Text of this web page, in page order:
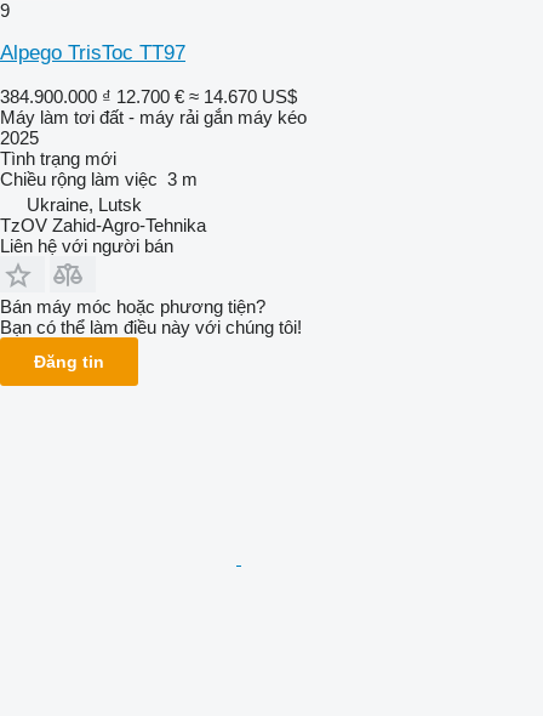
9
Alpego TrisToc TT97
384.900.000 ₫ 12.700 € ≈ 14.670 US$
Máy làm tơi đất - máy rải gắn máy kéo
2025
Tình trạng mới
Chiều rộng làm việc 3 m
Ukraine, Lutsk
TzOV Zahid-Agro-Tehnika
Liên hệ với người bán
Bán máy móc hoặc phương tiện?
Bạn có thể làm điều này với chúng tôi!
Đăng tin